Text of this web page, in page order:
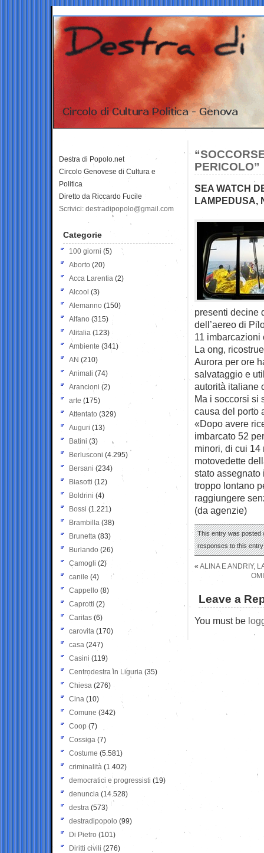
PERICOLO”
SEA WATCH
LAMPEDUSA,
presenti decine
dell’aereo di
11 imbarcazioni
La ong,
Aurora per ore
salvataggio e
autorità italiane
Ma i soccorsi si
causa del porto
«Dopo avere
imbarcato 52
minori, di cui 14
motovedette
stato assegnato
troppo lontano
raggiungere
(da agenzie)
This entry was posted
responses to this
« ALINA E ANDRIY,
Leave a
You must be
Destra di Popolo.net
Circolo Genovese di Cultura e
Politica
Diretto da Riccardo Fucile
Scrivici: destradipopolo@gmail.com
Categorie
100 giorni (5)
Aborto (20)
Acca Larentia (2)
Alcool (3)
Alemanno (150)
Alfano (315)
Alitalia (123)
Ambiente (341)
AN (210)
Animali (74)
Arancioni (2)
arte (175)
Attentato (329)
Auguri (13)
Batini (3)
Berlusconi (4.295)
Bersani (234)
Biasotti (12)
Boldrini (4)
Bossi (1.221)
Brambilla (38)
Brunetta (83)
Burlando (26)
Camogli (2)
canile (4)
Cappello (8)
Caprotti (2)
Caritas (6)
carovita (170)
casa (247)
Casini (119)
Centrodestra in Liguria (35)
Chiesa (276)
Cina (10)
Comune (342)
Coop (7)
Cossiga (7)
Costume (5.581)
criminalità (1.402)
democratici e progressisti (19)
denuncia (14.528)
destra (573)
destradipopolo (99)
Di Pietro (101)
Diritti civili (276)